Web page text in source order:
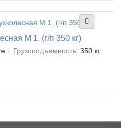
М 1. (г/п 350 кг)
Грузоподъемность: 350 кг